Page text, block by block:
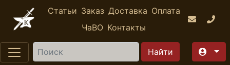
Перейти к основному содержанию
Статьи Заказ Доставка Оплата
ЧаВО Контакты
Найти